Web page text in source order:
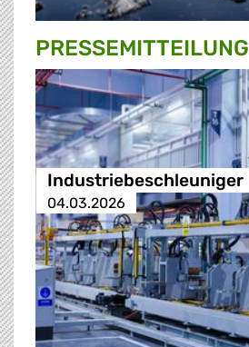
PRESSE­MITTEILUNG
Industriebeschleuniger
04.03.2026